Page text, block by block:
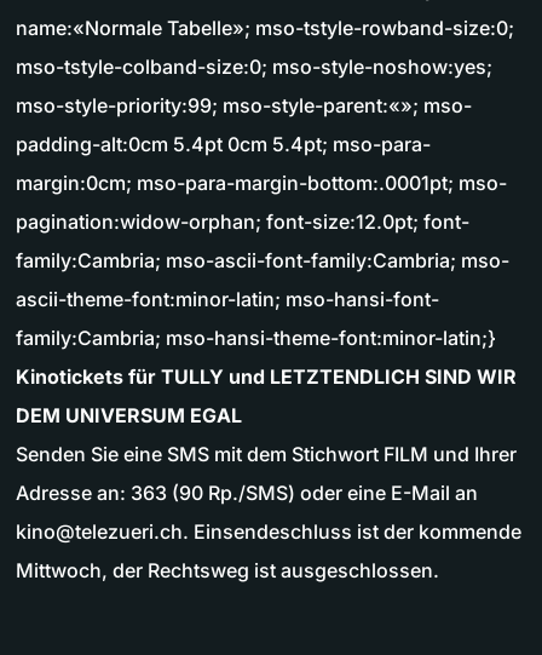
name:«Normale Tabelle»; mso-tstyle-rowband-size:0;
mso-tstyle-colband-size:0; mso-style-noshow:yes;
mso-style-priority:99; mso-style-parent:«»; mso-
padding-alt:0cm 5.4pt 0cm 5.4pt; mso-para-
margin:0cm; mso-para-margin-bottom:.0001pt; mso-
pagination:widow-orphan; font-size:12.0pt; font-
family:Cambria; mso-ascii-font-family:Cambria; mso-
ascii-theme-font:minor-latin; mso-hansi-font-
family:Cambria; mso-hansi-theme-font:minor-latin;}
Kinotickets für TULLY und LETZTENDLICH SIND WIR
DEM UNIVERSUM EGAL
Senden Sie eine SMS mit dem Stichwort FILM und Ihrer
Adresse an: 363 (90 Rp./SMS) oder eine E-Mail an
kino@telezueri.ch. Einsendeschluss ist der kommende
Mittwoch, der Rechtsweg ist ausgeschlossen.